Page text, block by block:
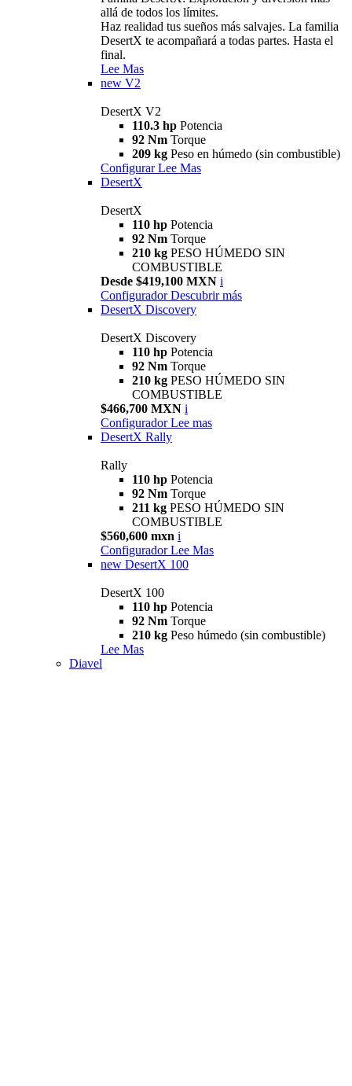
allá de todos los límites.
Haz realidad tus sueños más salvajes. La familia
DesertX te acompañará a todas partes. Hasta el
final.
Lee Mas
new V2
DesertX V2
110.3 hp Potencia
92 Nm Torque
209 kg Peso en húmedo (sin combustible)
Configurar Lee Mas
DesertX
DesertX
110 hp Potencia
92 Nm Torque
210 kg PESO HÚMEDO SIN
COMBUSTIBLE
Desde $419,100 MXN i
Configurador Descubrir más
DesertX Discovery
DesertX Discovery
110 hp Potencia
92 Nm Torque
210 kg PESO HÚMEDO SIN
COMBUSTIBLE
$466,700 MXN i
Configurador Lee mas
DesertX Rally
Rally
110 hp Potencia
92 Nm Torque
211 kg PESO HÚMEDO SIN
COMBUSTIBLE
$560,600 mxn i
Configurador Lee Mas
new DesertX 100
DesertX 100
110 hp Potencia
92 Nm Torque
210 kg Peso húmedo (sin combustible)
Lee Mas
Diavel